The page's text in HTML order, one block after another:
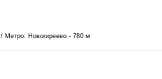
/ Метро: Новогиреево - 780 м